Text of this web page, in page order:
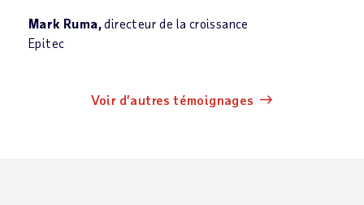
Mark Ruma,directeur de la croissance
Epitec
Voir d’autres témoignages